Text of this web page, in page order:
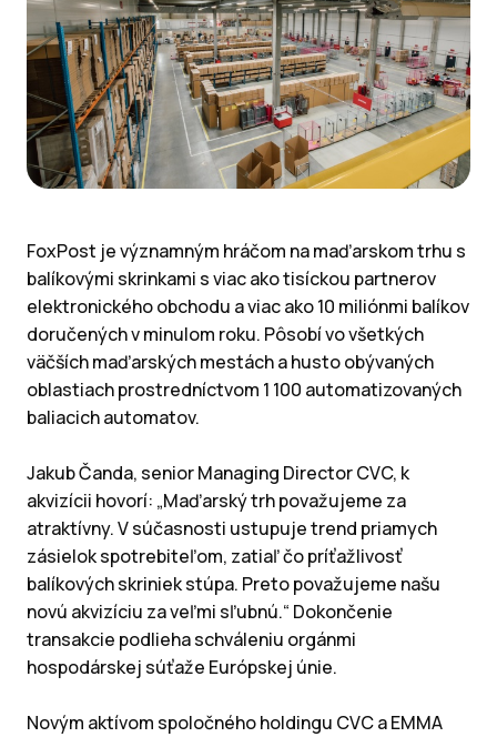
FoxPost je významným hráčom na maďarskom trhu s
balíkovými skrinkami s viac ako tisíckou partnerov
elektronického obchodu a viac ako 10 miliónmi balíkov
doručených v minulom roku. Pôsobí vo všetkých
väčších maďarských mestách a husto obývaných
oblastiach prostredníctvom 1 100 automatizovaných
baliacich automatov.
Jakub Čanda, senior Managing Director CVC, k
akvizícii hovorí: „Maďarský trh považujeme za
atraktívny. V súčasnosti ustupuje trend priamych
zásielok spotrebiteľom, zatiaľ čo príťažlivosť
balíkových skriniek stúpa. Preto považujeme našu
novú akvizíciu za veľmi sľubnú.“ Dokončenie
transakcie podlieha schváleniu orgánmi
hospodárskej súťaže Európskej únie.
Novým aktívom spoločného holdingu CVC a EMMA